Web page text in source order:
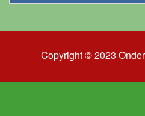
Copyright © 2023